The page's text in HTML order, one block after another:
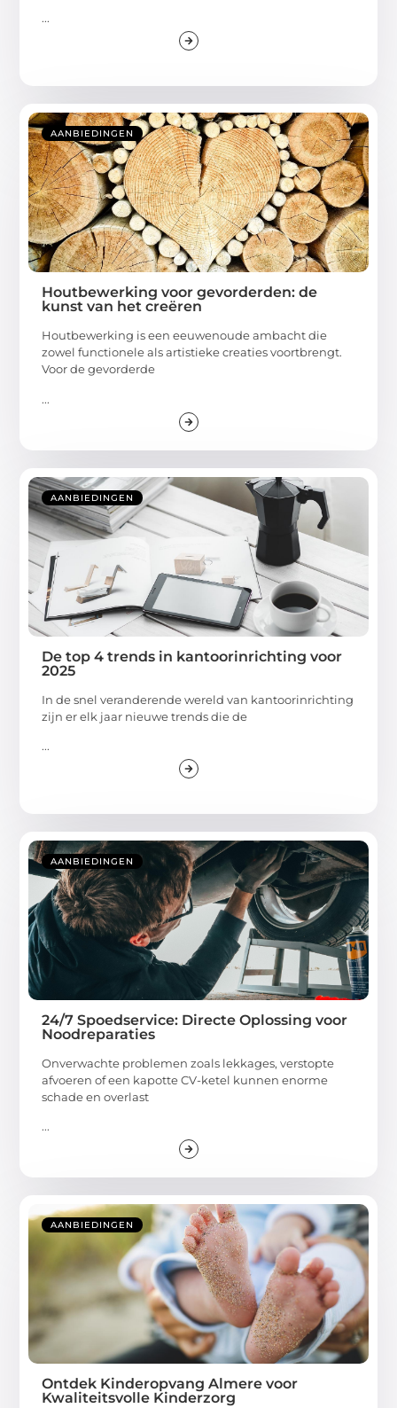
...
AANBIEDINGEN
Houtbewerking voor gevorderden: de
kunst van het creëren
Houtbewerking is een eeuwenoude ambacht die
zowel functionele als artistieke creaties voortbrengt.
Voor de gevorderde
...
AANBIEDINGEN
De top 4 trends in kantoorinrichting voor
2025
In de snel veranderende wereld van kantoorinrichting
zijn er elk jaar nieuwe trends die de
...
AANBIEDINGEN
24/7 Spoedservice: Directe Oplossing voor
Noodreparaties
Onverwachte problemen zoals lekkages, verstopte
afvoeren of een kapotte CV-ketel kunnen enorme
schade en overlast
...
AANBIEDINGEN
Ontdek Kinderopvang Almere voor
Kwaliteitsvolle Kinderzorg